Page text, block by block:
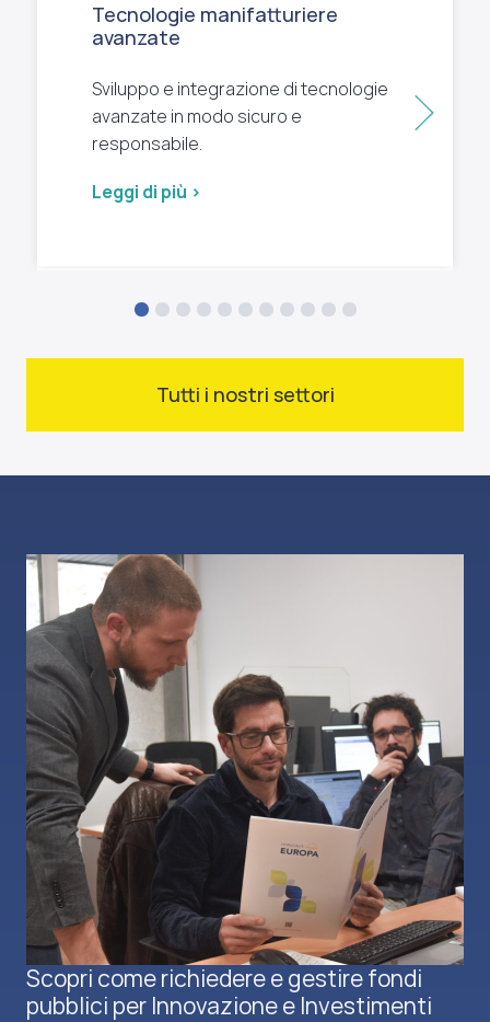
Tecnologie manifatturiere
avanzate
Sviluppo e integrazione di tecnologie
avanzate in modo sicuro e
responsabile.
Leggi di più >
Tutti i nostri settori
Scopri come richiedere e gestire fondi
pubblici per Innovazione e Investimenti